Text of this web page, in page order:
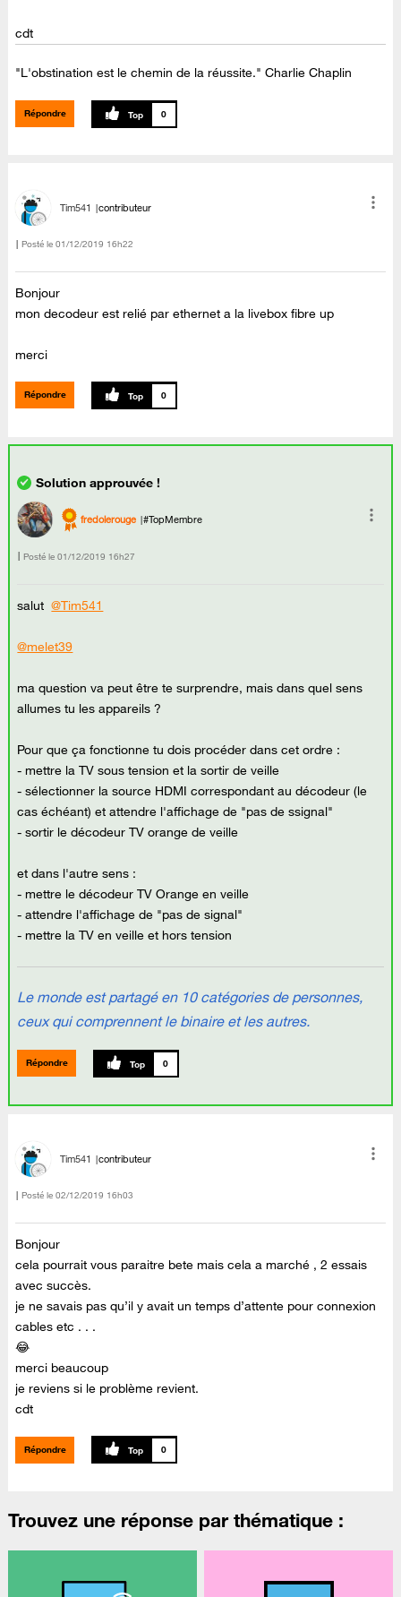
cdt
"L'obstination est le chemin de la réussite." Charlie Chaplin
Répondre 0
Tim541 contributeur
Posté le ‎01/12/2019 16h22
Bonjour
mon decodeur est relié par ethernet a la livebox fibre up
merci
Répondre 0
fredolerouge #TopMembre
Posté le ‎01/12/2019 16h27
salut@Tim541
@melet39
ma question va peut être te surprendre, mais dans quel sens
allumes tu les appareils ?
Pour que ça fonctionne tu dois procéder dans cet ordre :
- mettre la TV sous tension et la sortir de veille
- sélectionner la source HDMI correspondant au décodeur (le
cas échéant) et attendre l'affichage de "pas de ssignal"
- sortir le décodeur TV orange de veille
et dans l'autre sens :
- mettre le décodeur TV Orange en veille
- attendre l'affichage de "pas de signal"
- mettre la TV en veille et hors tension
Le monde est partagé en 10 catégories de personnes,
ceux qui comprennent le binaire et les autres.
Répondre 0
Tim541 contributeur
Posté le ‎02/12/2019 16h03
Bonjour
cela pourrait vous paraitre bete mais cela a marché , 2 essais
avec succès.
je ne savais pas qu’il y avait un temps d’attente pour connexion
cables etc . . .
😂
merci beaucoup
je reviens si le problème revient.
cdt
Répondre 0
Trouvez une réponse par thématique :